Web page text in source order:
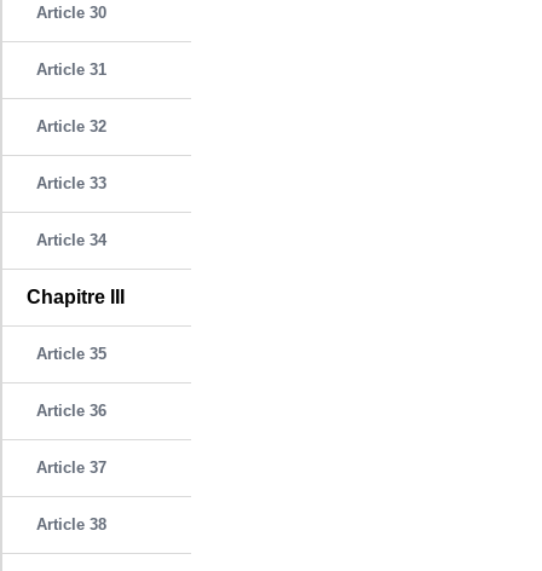
Article 30
Article 31
Article 32
Article 33
Article 34
Chapitre III
Article 35
Article 36
Article 37
Article 38